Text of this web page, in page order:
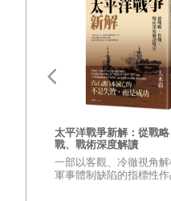
「黑暗對話工作坊」裡有
明亮的照片。現在，隨著
房」。
「你有沒有試過閉起眼睛
在黑暗裡，會讓我們聯想
快，時間一長，就會影響
謝泰山說，一般人已習慣
太平洋戰爭新解：從戰
戰、戰術深度解讀
一部以客觀、冷徹視角
軍事體制缺陷的指標性